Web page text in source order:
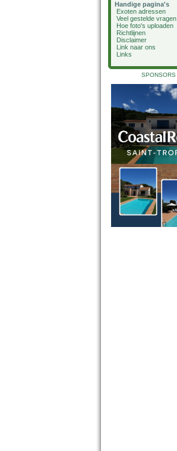
Handige pagina's
Exoten adressen
Veel gestelde vragen
Hoe foto's uploaden
Richtlijnen
Disclaimer
Link naar ons
Links
SPONSORS